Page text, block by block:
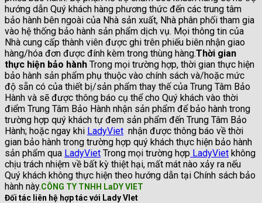
hướng dẫn Quý khách hàng phương thức đến các trung tâm
bảo hành bên ngoài của Nhà sản xuất, Nhà phân phối tham gia
vào hệ thống bảo hành sản phẩm dịch vụ. Mọi thông tin của
Nhà cung cấp thành viên được ghi trên phiếu biên nhận giao
hàng/hóa đơn được đính kèm trong thùng hàng.Thời gian
thực hiện bảo hành Trong mọi trường hợp, thời gian thực hiện
bảo hành sản phẩm phụ thuộc vào chính sách và/hoặc mức
độ sẵn có của thiết bị/sản phẩm thay thế của Trung Tâm Bảo
Hành và sẽ được thông báo cụ thể cho Quý khách vào thời
điểm Trung Tâm Bảo Hành nhận sản phẩm để bảo hành trong
trường hợp quý khách tự đem sản phẩm đến Trung Tâm Bảo
Hành; hoặc ngay khi LadyViet nhận được thông báo về thời
gian bảo hành trong trường hợp quý khách thực hiện bảo hành
sản phẩm qua LadyViet Trong mọi trường hợp LadyViet không
chịu trách nhiệm về bất kỳ thiệt hại, mất mát nào xảy ra nếu
Quý khách không thực hiện theo hướng dẫn tại Chính sách bảo
hành này.CÔNG TY TNHH LaDY VIET
Đối tác liên hệ hợp tác với Lady VIet